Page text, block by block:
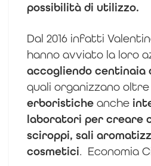
possibilità di utilizzo.
Dal 2016 infatti
hanno avviato la loro
accogliendo
quali organizzano
erboristiche anche
laboratori per creare
sciroppi, sali
cosmetici. Economia